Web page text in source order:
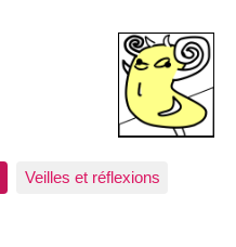
Veilles et réflexions